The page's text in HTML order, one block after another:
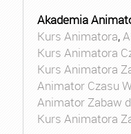
Akademia
Kurs Animatora,
Kurs Animatora
Kurs Animatora
Animator Czasu
Animator Zabaw
Kurs Animatora